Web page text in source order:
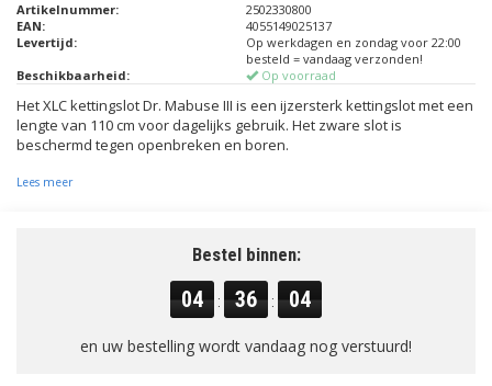
Artikelnummer:
2502330800
EAN:
4055149025137
Levertijd:
Op werkdagen en zondag voor 22:00
besteld = vandaag verzonden!
Beschikbaarheid:
Op voorraad
Het XLC kettingslot Dr. Mabuse III is een ijzersterk kettingslot met een
lengte van 110 cm voor dagelijks gebruik. Het zware slot is
beschermd tegen openbreken en boren.
Lees meer
Bestel binnen:
04 : 36 : 04
en uw bestelling wordt vandaag nog verstuurd!